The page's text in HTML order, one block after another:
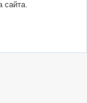
сайта.